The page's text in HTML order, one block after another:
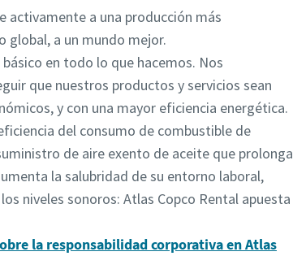
activamente a una producción más
global, a un mundo mejor.
en todo lo que hacemos. Nos
que nuestros productos y servicios sean
y con una mayor eficiencia energética.
del consumo de combustible de
de aire exento de aceite que prolonga
la salubridad de su entorno laboral,
niveles sonoros: Atlas Copco Rental apuesta
la responsabilidad corporativa en Atlas